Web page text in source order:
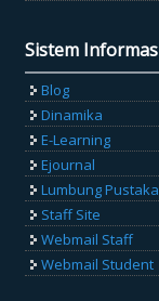
Sistem
Blog
Dinamika
E-Learning
Ejournal
Lumbung Pustaka
Staff Site
Webmail Staff
Webmail Student